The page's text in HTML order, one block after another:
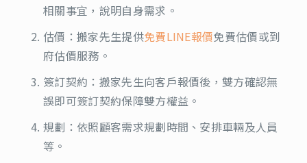
相關事宜，說明自身需求。
估價：搬家先生提供免費LINE報價免費估價或到
府估價服務。
簽訂契約：搬家先生向客戶報價後，雙方確認無
誤即可簽訂契約保障雙方權益。
規劃：依照顧客需求規劃時間、安排車輛及人員
等。